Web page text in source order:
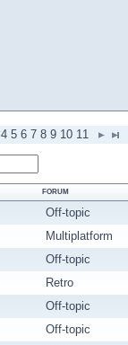
4 5 6 7 8 9 10 11
FORUM
Off-topic
Multiplatform
Off-topic
Retro
Off-topic
Off-topic